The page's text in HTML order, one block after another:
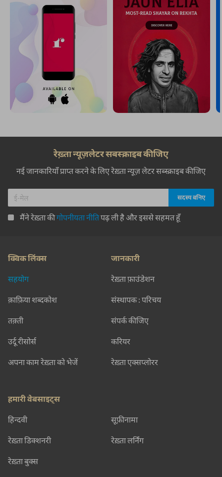
रेख़्ता न्यूज़लेटर सबस्क्राइब कीजिए
नई जानकारियाँ प्राप्त करने के लिए रेख़्ता न्यूज़ लेटर सब्स्क्राइब कीजिए
मैंने रेख़्ता कीगोपनीयता नीतिपढ़ ली है और इससे सहमत हूँ
क्विक लिंक्स
सहयोग
क़ाफ़िया शब्दकोश
तक़्ती
उर्दू रीसोर्स
अपना काम रेख़्ता को भेजें
जानकारी
रेख़्ता फ़ाउंडेशन
संस्थापक : परिचय
संपर्क कीजिए
करियर
रेख़्ता एक्सप्लोरर
हमारी वेबसाइट्स
हिन्दवी सूफ़ीनामा
रेख़्ता डिक्शनरी रेख़्ता लर्निंग
रेख़्ता बुक्स